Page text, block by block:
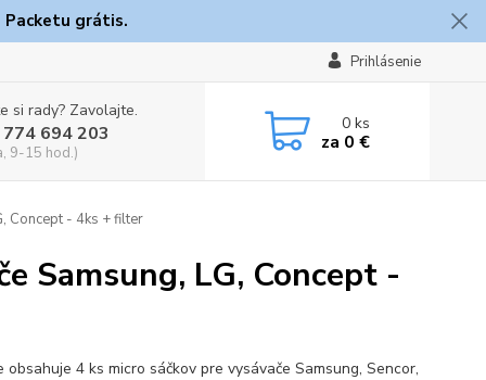
Packetu grátis.
Prihlásenie
si rady? Zavolajte.
694 203
9-15 hod.)
0ks
za 0 €
Concept - 4ks + filter
Samsung, LG, Concept -
obsahuje 4 ks micro sáčkov pre vysávače Samsung, Sencor,